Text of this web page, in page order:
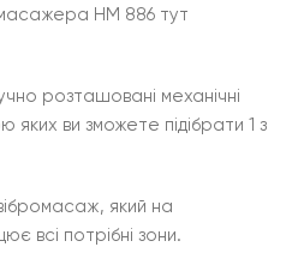
HM 886 тут
розташовані механічні
яких ви зможете підібрати 1 з
який на
всі потрібні зони.